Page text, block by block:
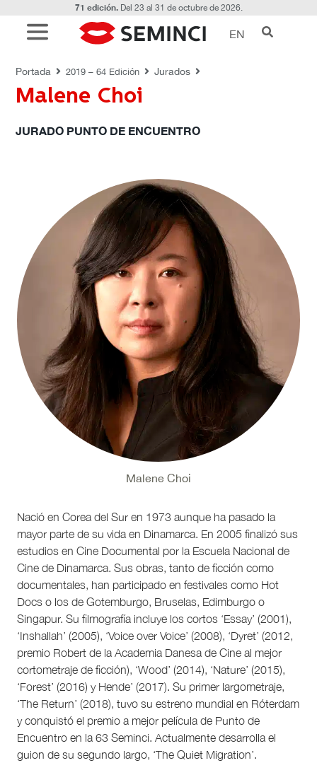
71 edición.Del 23 al 31 de octubre de 2026.
EN
Portada 2019 – 64 Edición Jurados
Malene Choi
JURADO PUNTO DE ENCUENTRO
Nació en Corea del Sur en 1973 aunque ha pasado la
mayor parte de su vida en Dinamarca. En 2005 finalizó sus
estudios en Cine Documental por la Escuela Nacional de
Cine de Dinamarca. Sus obras, tanto de ficción como
documentales, han participado en festivales como Hot
Docs o los de Gotemburgo, Bruselas, Edimburgo o
Singapur. Su filmografía incluye los cortos ‘Essay’ (2001),
‘Inshallah’ (2005), ‘Voice over Voice’ (2008), ‘Dyret’ (2012,
premio Robert de la Academia Danesa de Cine al mejor
cortometraje de ficción), ‘Wood’ (2014), ‘Nature’ (2015),
‘Forest’ (2016) y Hende’ (2017). Su primer largometraje,
‘The Return’ (2018), tuvo su estreno mundial en Róterdam
y conquistó el premio a mejor película de Punto de
Encuentro en la 63 Seminci. Actualmente desarrolla el
guion de su segundo largo, ‘The Quiet Migration’.
Malene Choi